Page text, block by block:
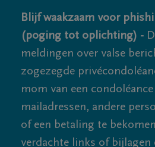
Blijf waakzaam voor
(poging tot oplichting) -
meldingen over valse
zogezegde
mom van een
mailadressen, andere
of een betaling te
verdachte links of bijlagen